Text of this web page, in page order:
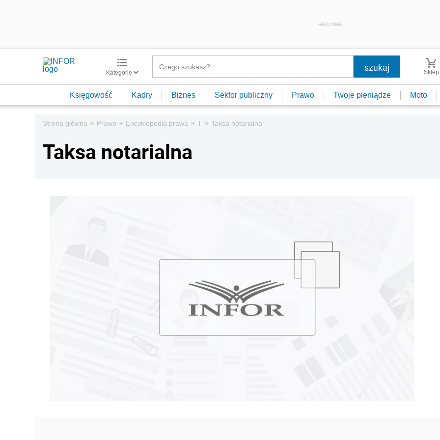
REKLAMA
Kategorie Sklep
Księgowość Kadry Biznes Sektor publiczny Prawo Twoje pieniądze Moto
Strona główna » Prawo » Encyklopedia prawa » T » Taksa notarialna
Taksa notarialna